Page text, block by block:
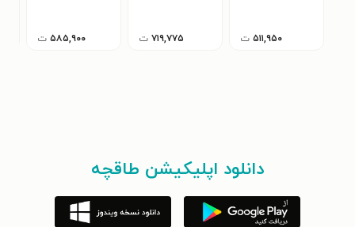
۵۱۱,۹۵۰ ت ۷۱۹,۷۷۵ ت ۵۸۵,۹۰۰ ت
دانلود اپلیکیشن طاقچه